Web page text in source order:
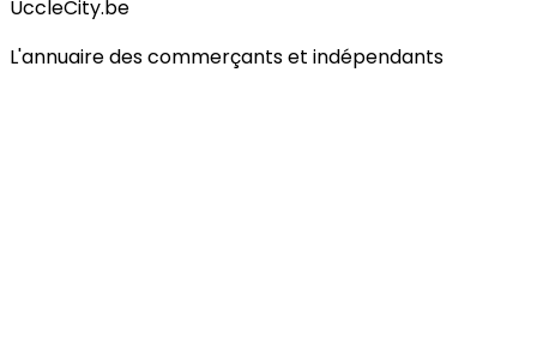
UccleCity.be
L'annuaire des commerçants et indépendants